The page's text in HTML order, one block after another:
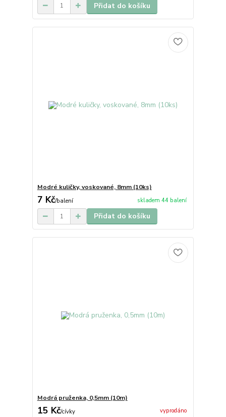
Přidat do košíku
Modré kuličky, voskované, 8mm (10ks)
7 Kč/balení skladem 44 balení
Přidat do košíku
Modrá pruženka, 0,5mm (10m)
15 Kč/cívky vyprodáno